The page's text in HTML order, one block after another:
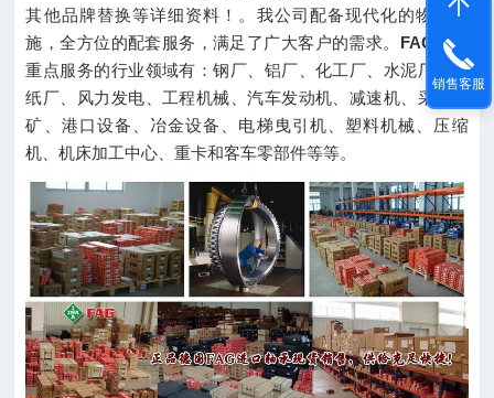
其他品牌替换等详细资料！。我公司配备现代化的物流设
施，全方位的配套服务，满足了广大客户的需求。 FAG轴承
重点服务的行业领域有：钢厂、铝厂、化工厂、水泥厂、造
纸厂、风力发电、工程机械、汽车发动机、减速机、采煤采
矿、港口设备、冶金设备、电梯曳引机、塑料机械、压缩
机、机床加工中心、重卡和客车零部件等等。
销售客服